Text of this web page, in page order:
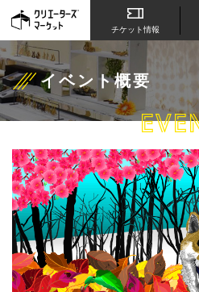
イベント概要
チケット情報